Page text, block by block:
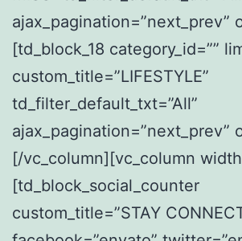
ajax_pagination=”next_prev”
[td_block_18 category_id=””
custom_title=”LIFESTYLE”
td_filter_default_txt=”All”
ajax_pagination=”next_prev”
[/vc_column][vc_column
[td_block_social_counter
custom_title=”STAY